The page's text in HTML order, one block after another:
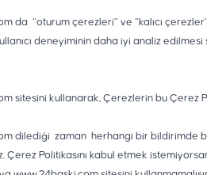
da “oturum çerezleri” ve “kalıcı
deneyiminin daha iyi analiz
sitesini kullanarak, Çerezlerin bu Çerez
dilediği zaman herhangi bir bildirimde
Çerez Politikasını kabul etmek